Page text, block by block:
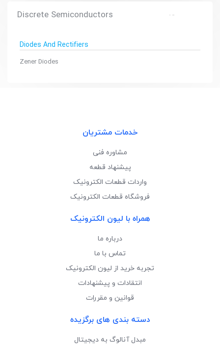
Discrete Semiconductors
Diodes And Rectifiers
Zener Diodes
خدمات مشتریان
مشاوره فنی
پیشنهاد قطعه
واردات قطعات الکترونیک
فروشگاه قطعات الکترونیک
همراه با لیون الکترونیک
درباره ما
تماس با ما
تجربه خرید از لیون الکترونیک
انتقادات و پیشنهادات
قوانین و مقررات
دسته بندی های برگزیده
مبدل آنالوگ به دیجیتال